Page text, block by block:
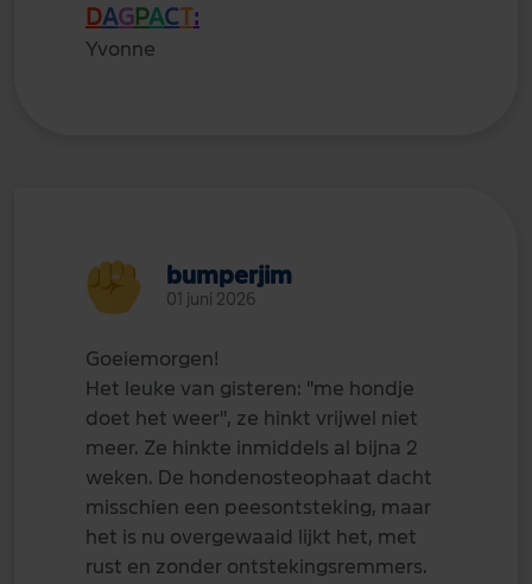
DAG PACT:
Yvonne
bumperjim
01 juni 2026
Goeiemorgen!
Het leuke van gisteren: "me hondje
doet het weer", ze hinkt vrijwel niet
meer. Ze hinkte inmiddels al bijna 2
weken. De hondenosteophaat dacht
misschien een peesontsteking, maar
het is nu overgewaaid lijkt het, met
rust en zonder ontstekingsremmers.